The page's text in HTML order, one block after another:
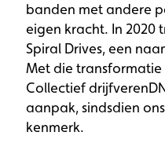
banden met andere
eigen kracht. In 2020
Spiral Drives, een
Met die
Collectief
aanpak, sindsdien
kenmerk.